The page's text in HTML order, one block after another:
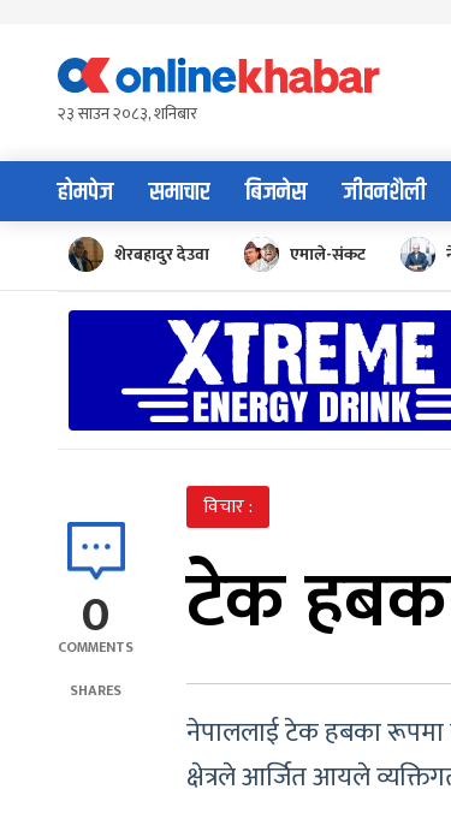
content२३ साउन २०८३, शनिबार
होमपेज समाचार बिजनेस जीवनशैली
शेरबहादुर देउवा एमाले-संकट
0
COMMENTS
SHARES
विचार :
टेक
नेपाललाई टेक हबका रूपमा
क्षेत्रले आर्जित आयले